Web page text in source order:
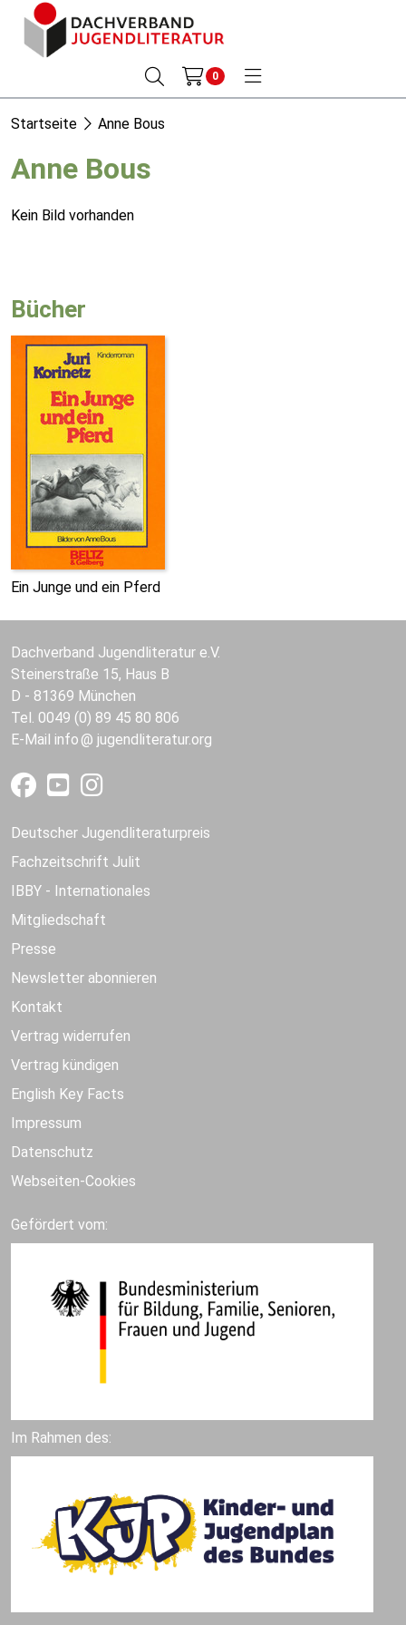
0
Startseite Anne Bous
Anne Bous
Kein Bild vorhanden
Bücher
Ein Junge und ein Pferd
Dachverband Jugendliteratur e.V.
Steinerstraße 15, Haus B
D - 81369 München
Tel. 0049 (0) 89 45 80 806
E-Mail info jugendliteratur.org
Deutscher Jugendliteraturpreis
Fachzeitschrift Julit
IBBY - Internationales
Mitgliedschaft
Presse
Newsletter abonnieren
Kontakt
Vertrag widerrufen
Vertrag kündigen
English Key Facts
Impressum
Datenschutz
Webseiten-Cookies
Gefördert vom:
Im Rahmen des: